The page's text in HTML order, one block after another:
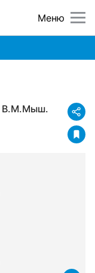
Меню
В.М.Мыш.